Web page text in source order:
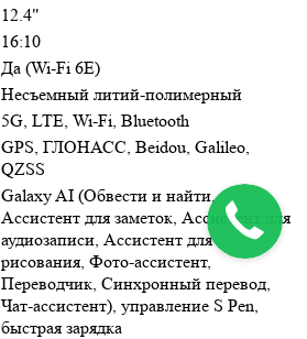
12.4"
16:10
Да (Wi-Fi 6E)
Несъемный литий-полимерный
5G, LTE, Wi-Fi, Bluetooth
GPS, ГЛОНАСС, Beidou, Galileo,
QZSS
Galaxy AI (Обвести и найти,
Ассистент для заметок, Ассистент для
аудиозаписи, Ассистент для
рисования, Фото-ассистент,
Переводчик, Синхронный перевод,
Чат-ассистент), управление S Pen,
быстрая зарядка